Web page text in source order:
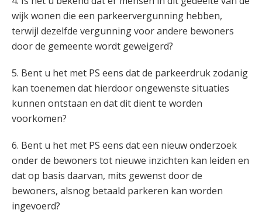
wijk wonen die een parkeervergunning hebben,
terwijl dezelfde vergunning voor andere bewoners
door de gemeente wordt geweigerd?
5. Bent u het met PS eens dat de parkeerdruk zodanig
kan toenemen dat hierdoor ongewenste situaties
kunnen ontstaan en dat dit dient te worden
voorkomen?
6. Bent u het met PS eens dat een nieuw onderzoek
onder de bewoners tot nieuwe inzichten kan leiden en
dat op basis daarvan, mits gewenst door de
bewoners, alsnog betaald parkeren kan worden
ingevoerd?